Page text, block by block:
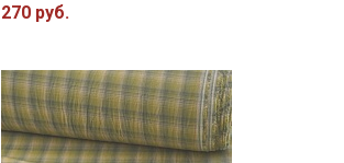
270 руб.